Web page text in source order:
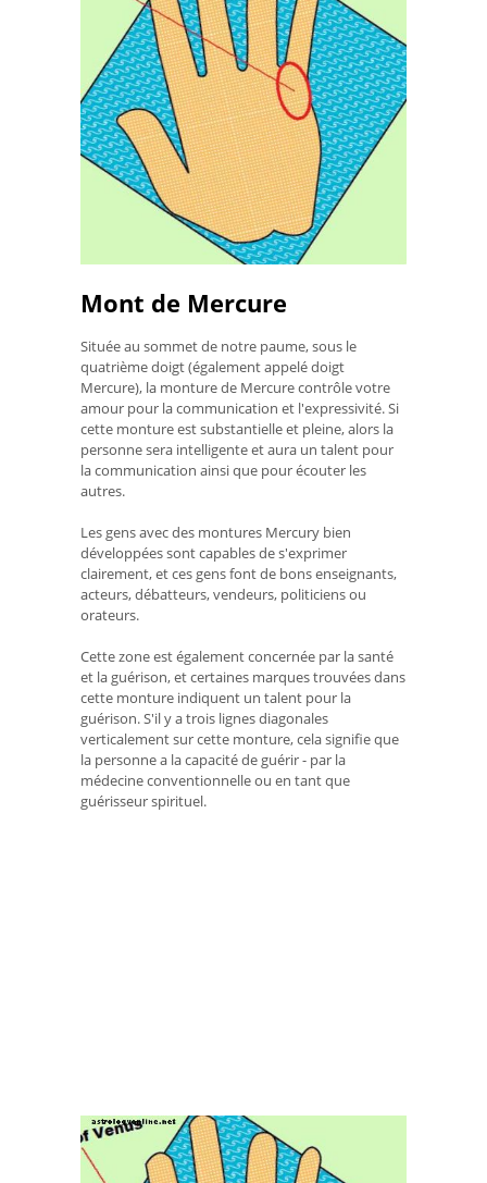
Mont de Mercure
Située au sommet de notre paume, sous le
quatrième doigt (également appelé doigt
Mercure), la monture de Mercure contrôle votre
amour pour la communication et l'expressivité. Si
cette monture est substantielle et pleine, alors la
personne sera intelligente et aura un talent pour
la communication ainsi que pour écouter les
autres.
Les gens avec des montures Mercury bien
développées sont capables de s'exprimer
clairement, et ces gens font de bons enseignants,
acteurs, débatteurs, vendeurs, politiciens ou
orateurs.
Cette zone est également concernée par la santé
et la guérison, et certaines marques trouvées dans
cette monture indiquent un talent pour la
guérison. S'il y a trois lignes diagonales
verticalement sur cette monture, cela signifie que
la personne a la capacité de guérir - par la
médecine conventionnelle ou en tant que
guérisseur spirituel.